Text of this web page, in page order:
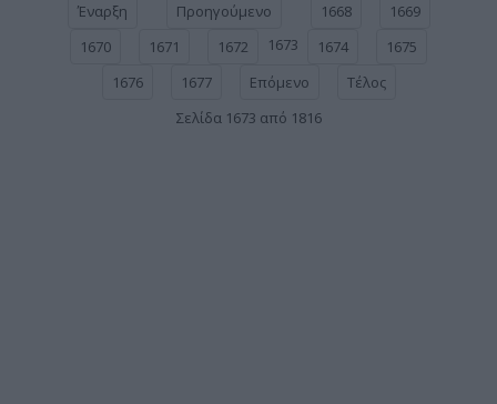
Έναρξη Προηγούμενο 1668
1669
1670
1671 1672 1673 1674
1675
1676
1677 Επόμενο
Τέλος
Σελίδα 1673 από 1816